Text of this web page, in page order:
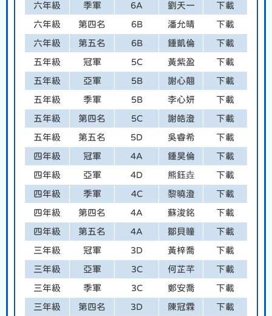
六年級 季軍 6A 劉天一 下載
六年級 第四名 6B 潘允晴 下載
六年級 第五名 6B 鍾凱倫 下載
五年級 冠軍 5C 黃紫盈 下載
五年級 亞軍 5B 謝心翹 下載
五年級 季軍 5B 李心妍 下載
五年級 第四名 5C 謝皓澄 下載
五年級 第五名 5D 吳睿希 下載
四年級 冠軍 4A 鍾昊倫 下載
四年級 亞軍 4D 熊鈺垚 下載
四年級 季軍 4C 黎曉澄 下載
四年級 第四名 4A 蘇浚銘 下載
四年級 第五名 4A 鄒貝瞳 下載
三年級 冠軍 3D 黃梓喬 下載
三年級 亞軍 3C 何芷芊 下載
三年級 季軍 3C 鄭安喬 下載
三年級 第四名 3D 陳冠霖 下載